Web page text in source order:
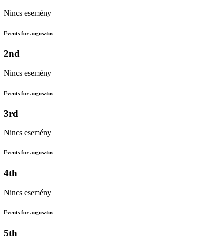
Nincs esemény
Events for augusztus
2nd
Nincs esemény
Events for augusztus
3rd
Nincs esemény
Events for augusztus
4th
Nincs esemény
Events for augusztus
5th